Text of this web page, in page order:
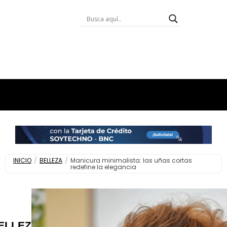
INICIO / BELLEZA / Manicura minimalista: las uñas cortas
redefine la elegancia